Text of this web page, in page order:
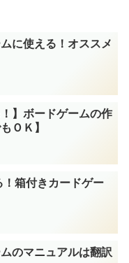
に使える！オススメ
！】ボードゲームの作
ＯＫ】
箱付きカードゲー
のマニュアルは翻訳